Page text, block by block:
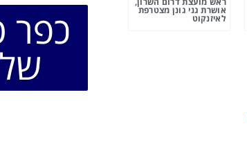
אושרת גני גונן מצטרפת
לאיזנקוט כפר